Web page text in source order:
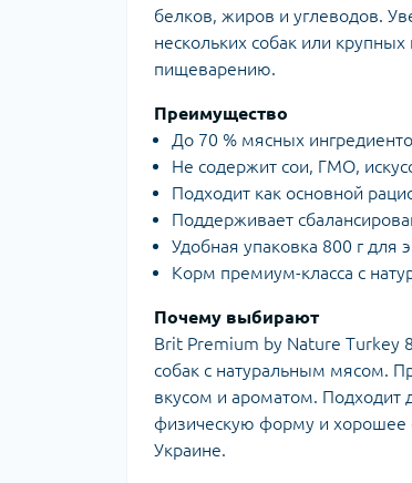
белков, жиров и углеводов.
нескольких собак или
пищеварению.
Преимущество
До 70 % мясных
Не содержит сои, ГМО,
Подходит как основной
Поддерживает
Удобная упаковка 800 г для
Корм премиум-класса с
Почему выбирают
Brit Premium by Nature Turkey
собак с натуральным мясом.
вкусом и ароматом. Подходит
физическую форму и хорошее
Украине.